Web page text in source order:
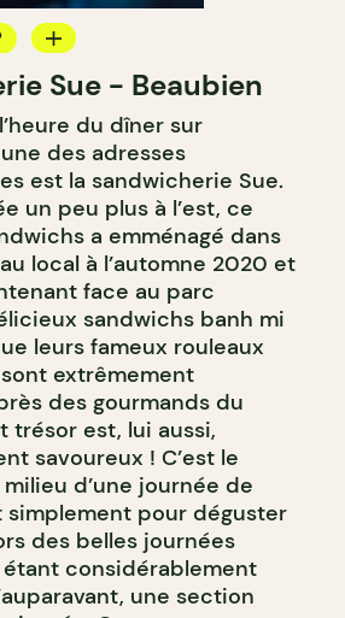
Sue - Beaubien
du dîner sur
des adresses
est la sandwicherie Sue.
un peu plus à l’est, ce
a emménagé dans
local à l’automne 2020 et
face au parc
sandwichs banh mi
leurs fameux rouleaux
extrêmement
des gourmands du
trésor est, lui aussi,
savoureux ! C’est le
d’une journée de
simplement pour déguster
des belles journées
étant considérablement
une section